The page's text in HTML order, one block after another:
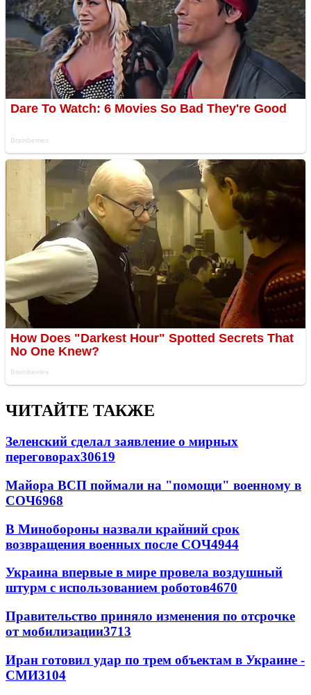
ЧИТАЙТЕ ТАКЖЕ
Зеленский сделал заявление о мирных
переговорах30619
Майора ВСП поймали на "помощи" военному в
СОЧ6968
В Минобороны назвали крайний срок
возвращения военных после СОЧ4944
Украина впервые в мире провела воздушный
штурм с использованием роботов4670
Правительство приняло изменения по отсрочке
от мобилизации3713
Иран готовил удар по трем объектам в Украине -
СМИ3104